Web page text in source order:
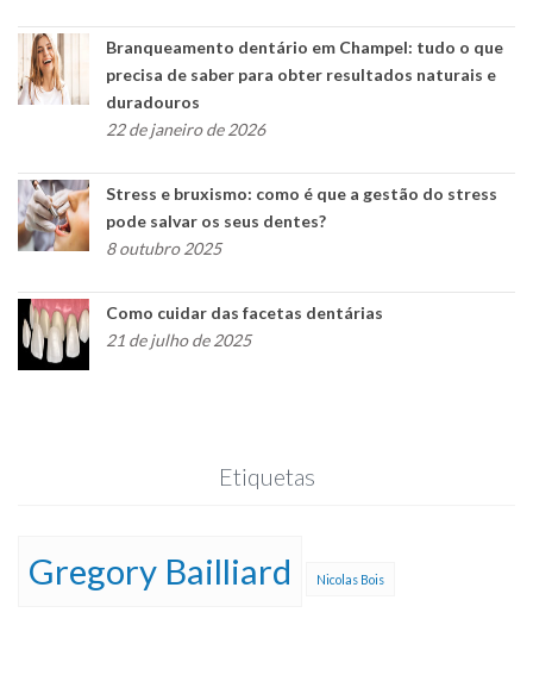
Branqueamento dentário em Champel: tudo o que
precisa de saber para obter resultados naturais e
duradouros
22 de janeiro de 2026
Stress e bruxismo: como é que a gestão do stress
pode salvar os seus dentes?
8 outubro 2025
Como cuidar das facetas dentárias
21 de julho de 2025
Etiquetas
Gregory Bailliard Nicolas Bois